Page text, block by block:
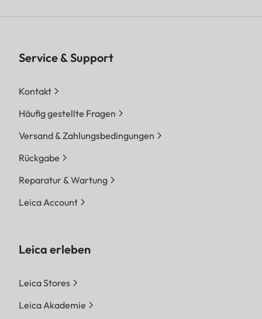
Service & Support
Kontakt
Häufig gestellte Fragen
Versand & Zahlungsbedingungen
Rückgabe
Reparatur & Wartung
Leica Account
Leica erleben
Leica Stores
Leica Akademie